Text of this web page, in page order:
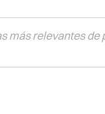
más relevantes